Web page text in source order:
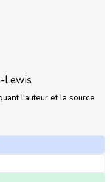
Lewis
l'auteur et la source